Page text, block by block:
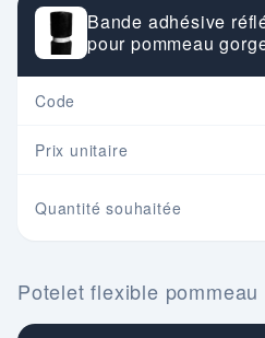
Bande adhésive
pour pommeau
Code
Prix unitaire
Quantité souhaitée
Potelet flexible pommeau